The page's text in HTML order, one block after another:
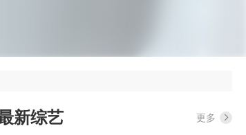
新综艺 更多